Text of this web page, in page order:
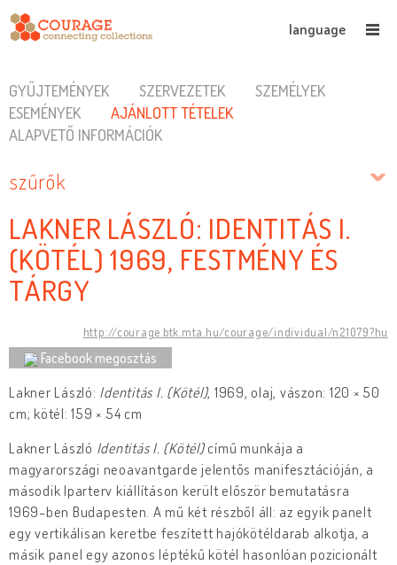
language
GYŰJTEMÉNYEK SZERVEZETEK
SZEMÉLYEK
ESEMÉNYEK
AJÁNLOTT TÉTELEK
ALAPVETŐ INFORMÁCIÓK
szűrők
LAKNER LÁSZLÓ: IDENTITÁS I.
(KÖTÉL) 1969, FESTMÉNY ÉS
TÁRGY
http://courage.btk.mta.hu/courage/individual/n21079?hu
Facebook megosztás
Lakner László: Identitás I. (Kötél), 1969, olaj, vászon: 120 × 50
cm; kötél: 159 × 54 cm
Lakner László Identitás I. (Kötél)című munkája a
magyarországi neoavantgarde jelentős manifesztációján, a
második Iparterv kiállításon került először bemutatásra
1969-ben Budapesten. A mű két részből áll: az egyik panelt
egy vertikálisan keretbe feszített hajókötéldarab alkotja, a
másik panel egy azonos léptékű kötél hasonlóan pozicionált